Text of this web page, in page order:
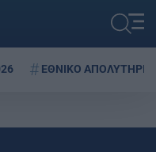
ΕΘΝΙΚΟ ΑΠΟΛΥΤΗΡΙΟ